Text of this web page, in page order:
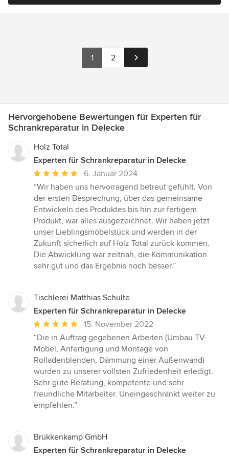
1 2
Hervorgehobene Bewertungen für Experten für
Schrankreparatur in Delecke
Holz Total
Experten für Schrankreparatur in Delecke
Durchschnittliche
Bewertung:
5
von
5
Sternen
6. Januar 2024
“Wir haben uns hervorragend betreut gefühlt. Von
der ersten Besprechung, über das gemeinsame
Entwickeln des Produktes bis hin zur fertigem
Produkt, war alles ausgezeichnet. Wir haben jetzt
unser Lieblingsmöbelstück und werden in der
Zukunft sicherlich auf Holz Total zurück kommen.
Die Abwicklung war zeitnah, die Kommunikation
sehr gut und das Ergebnis noch besser.”
Tischlerei Matthias Schulte
Experten für Schrankreparatur in Delecke
Durchschnittliche
Bewertung:
5
von
5
Sternen
15. November 2022
“Die in Auftrag gegebenen Arbeiten (Umbau TV-
Möbel, Anfertigung und Montage von
Rolladenblenden, Dämmung einer Außenwand)
wurden zu unserer vollsten Zufriedenheit erledigt.
Sehr gute Beratung, kompetente und sehr
freundliche Mitarbeiter. Uneingeschränkt weiter zu
empfehlen.”
Brükkenkamp GmbH
Experten für Schrankreparatur in Delecke